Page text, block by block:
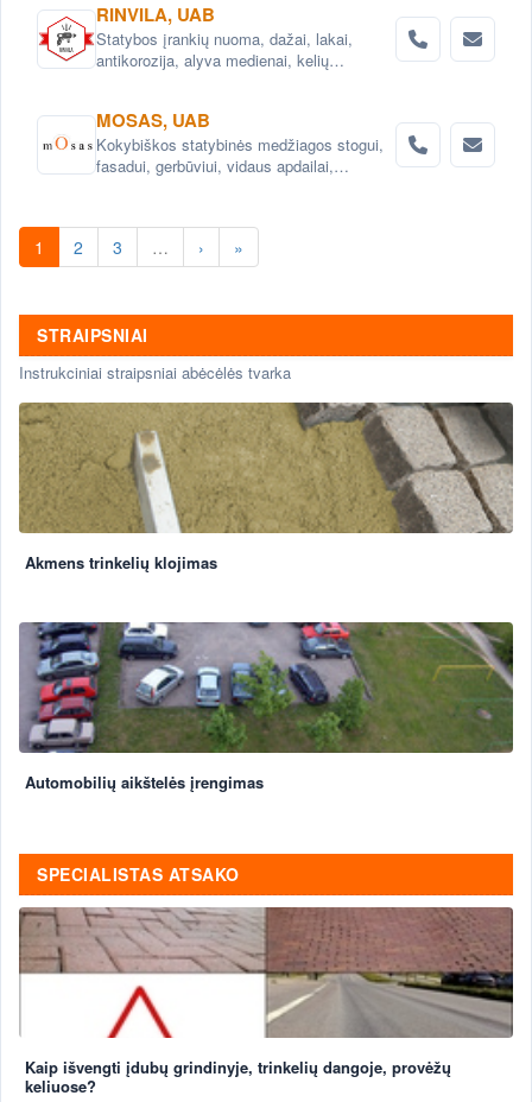
RINVILA, UAB
Statybos įrankių nuoma, dažai, lakai,
antikorozija, alyva medienai, kelių
MOSAS, UAB
Kokybiškos statybinės medžiagos stogui,
fasadui, gerbūviui, vidaus apdailai,
1 2 3 … › »
STRAIPSNIAI
Instrukciniai straipsniai abėcėlės tvarka
Akmens trinkelių klojimas
Automobilių aikštelės įrengimas
SPECIALISTAS ATSAKO
Kaip išvengti įdubų grindinyje, trinkelių dangoje, provėžų
keliuose?